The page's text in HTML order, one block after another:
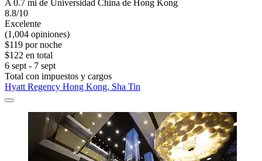
A 0.7 mi de Universidad China de Hong Kong
8.8/10
Excelente
(1,004 opiniones)
$119 por noche
$122 en total
6 sept - 7 sept
Total con impuestos y cargos
Hyatt Regency Hong Kong, Sha Tin